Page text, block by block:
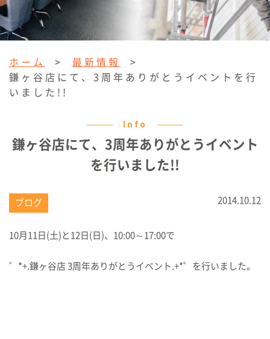
ホーム > 最新情報
>
鎌ヶ谷店にて、3周年ありがとうイベントを行
いました!!
Info
鎌ヶ谷店にて、3周年ありがとうイベント
を行いました!!
ブログ 2014.10.12
10月11日(土)と12日(日)、10:00～17:00で
゜*+.鎌ヶ谷店 3周年ありがとうイベント.+*゜を行いました。